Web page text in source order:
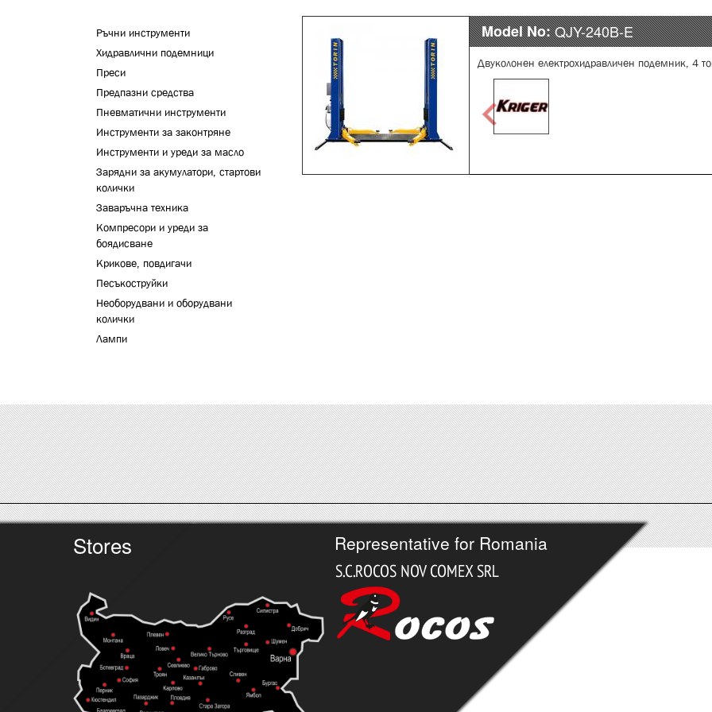
Ръчни инструменти
Хидравлични подемници
Преси
Предпазни средства
Пневматични инструменти
Инструменти за законтряне
Инструменти и уреди за масло
Зарядни за акумулатори, стартови
колички
Заваръчна техника
Компресори и уреди за
боядисване
Крикове, повдигачи
Песъкоструйки
Необорудвани и оборудвани
колички
Лампи
Model No:QJY-240B-E
Двуколонен електрохидравличен подемник, 4
Stores Representative for Romania